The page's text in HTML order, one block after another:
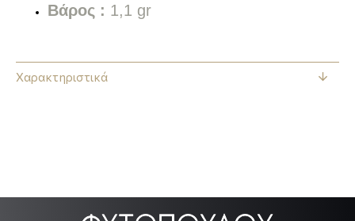
Βάρος : 1,1 gr
Χαρακτηριστικά